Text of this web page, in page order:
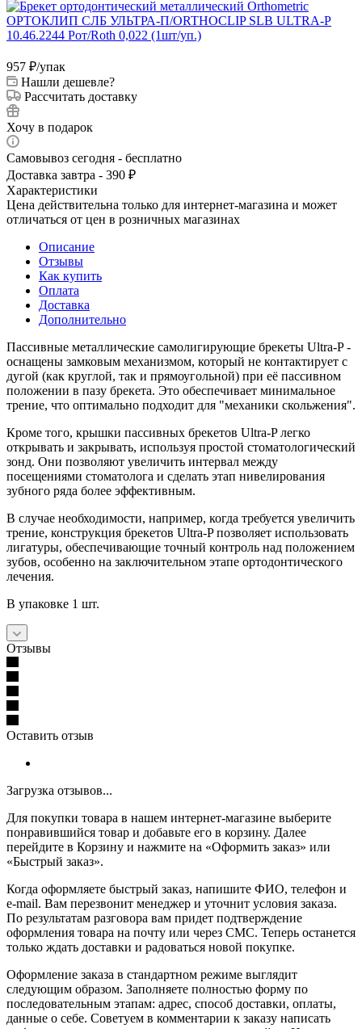
957 ₽/упак
Нашли дешевле?
Рассчитать доставку
Хочу в подарок
Самовывоз сегодня - бесплатно
Доставка завтра - 390 ₽
Характеристики
Цена действительна только для интернет-магазина и может
отличаться от цен в розничных магазинах
Описание
Отзывы
Как купить
Оплата
Доставка
Дополнительно
Пассивные металлические самолигирующие брекеты Ultra-P -
оснащены замковым механизмом, который не контактирует с
дугой (как круглой, так и прямоугольной) при её пассивном
положении в пазу брекета. Это обеспечивает минимальное
трение, что оптимально подходит для "механики скольжения".
Кроме того, крышки пассивных брекетов Ultra-P легко
открывать и закрывать, используя простой стоматологический
зонд. Они позволяют увеличить интервал между
посещениями стоматолога и сделать этап нивелирования
зубного ряда более эффективным.
В случае необходимости, например, когда требуется увеличить
трение, конструкция брекетов Ultra-P позволяет использовать
лигатуры, обеспечивающие точный контроль над положением
зубов, особенно на заключительном этапе ортодонтического
лечения.
В упаковке 1 шт.
Отзывы
Оставить отзыв
Загрузка отзывов...
Для покупки товара в нашем интернет-магазине выберите
понравившийся товар и добавьте его в корзину. Далее
перейдите в Корзину и нажмите на «Оформить заказ» или
«Быстрый заказ».
Когда оформляете быстрый заказ, напишите ФИО, телефон и
e-mail. Вам перезвонит менеджер и уточнит условия заказа.
По результатам разговора вам придет подтверждение
оформления товара на почту или через СМС. Теперь останется
только ждать доставки и радоваться новой покупке.
Оформление заказа в стандартном режиме выглядит
следующим образом. Заполняете полностью форму по
последовательным этапам: адрес, способ доставки, оплаты,
данные о себе. Советуем в комментарии к заказу написать